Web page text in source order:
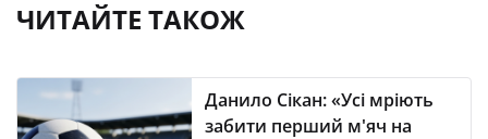
ЧИТАЙТЕ ТАКОЖ
Данило Сікан: «Усі мріють
забити перший м'яч на